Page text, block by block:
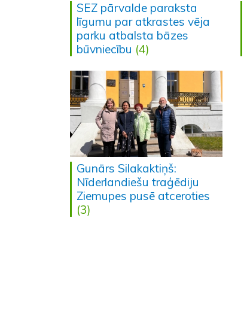
SEZ pārvalde paraksta
līgumu par atkrastes vēja
parku atbalsta bāzes
būvniecību (4)
Gunārs Silakaktiņš:
Nīderlandiešu traģēdiju
Ziemupes pusē atceroties
(3)